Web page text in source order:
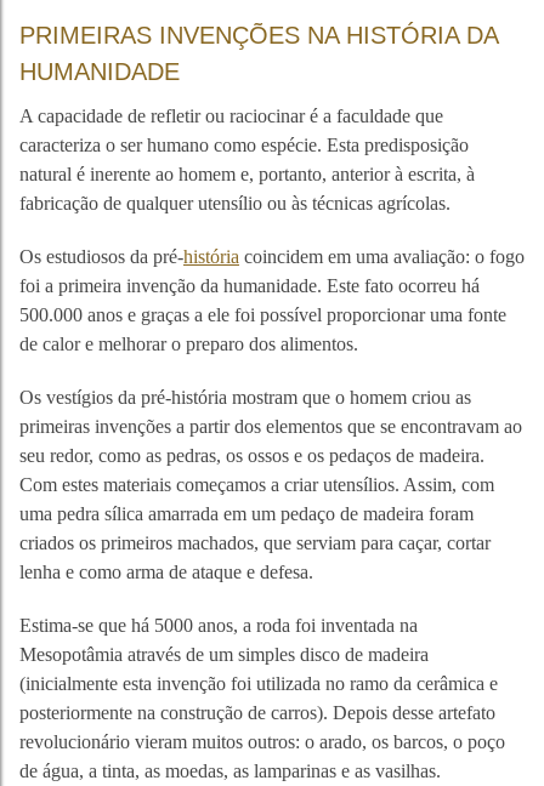
PRIMEIRAS INVENÇÕES NA HISTÓRIA DA
HUMANIDADE
A capacidade de refletir ou raciocinar é a faculdade que
caracteriza o ser humano como espécie. Esta predisposição
natural é inerente ao homem e, portanto, anterior à escrita, à
fabricação de qualquer utensílio ou às técnicas agrícolas.
Os estudiosos da pré-história coincidem em uma avaliação: o fogo
foi a primeira invenção da humanidade. Este fato ocorreu há
500.000 anos e graças a ele foi possível proporcionar uma fonte
de calor e melhorar o preparo dos alimentos.
Os vestígios da pré-história mostram que o homem criou as
primeiras invenções a partir dos elementos que se encontravam ao
seu redor, como as pedras, os ossos e os pedaços de madeira.
Com estes materiais começamos a criar utensílios. Assim, com
uma pedra sílica amarrada em um pedaço de madeira foram
criados os primeiros machados, que serviam para caçar, cortar
lenha e como arma de ataque e defesa.
Estima-se que há 5000 anos, a roda foi inventada na
Mesopotâmia através de um simples disco de madeira
(inicialmente esta invenção foi utilizada no ramo da cerâmica e
posteriormente na construção de carros). Depois desse artefato
revolucionário vieram muitos outros: o arado, os barcos, o poço
de água, a tinta, as moedas, as lamparinas e as vasilhas.